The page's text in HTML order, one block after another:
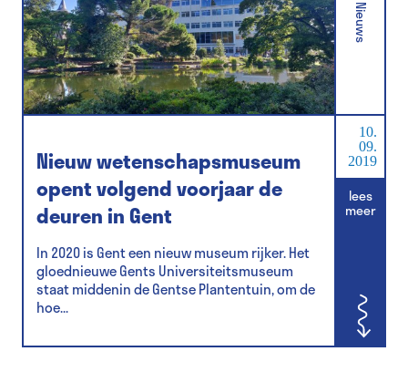
Nieuws
Nieuw wetenschapsmuseum
opent volgend voorjaar de
deuren in Gent
In 2020 is Gent een nieuw museum rijker. Het
gloednieuwe Gents Universiteitsmuseum
staat middenin de Gentse Plantentuin, om de
hoe...
10.
09.
2019
lees
meer